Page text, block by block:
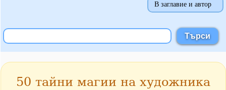
В заглавие и автор
50 тайни магии на художника